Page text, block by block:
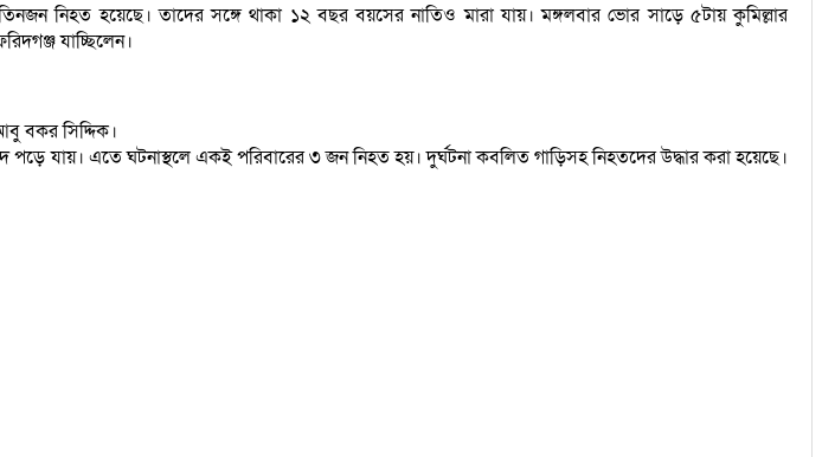
তিনজন নিহত হয়েছে। তাদের সঙ্গে থাকা ১২ বছর বয়সের নাতিও মারা যায়। মঙ্গলবার ভোর সাড়ে ৫টায় কুমিল্লার
যাচ্ছিলেন।
বকর সিদ্দিক।
পড়ে যায়। এতে ঘটনাস্থলে একই পরিবারের ৩ জন নিহত হয়। দুর্ঘটনা কবলিত গাড়িসহ নিহতদের উদ্ধার করা হয়েছে।